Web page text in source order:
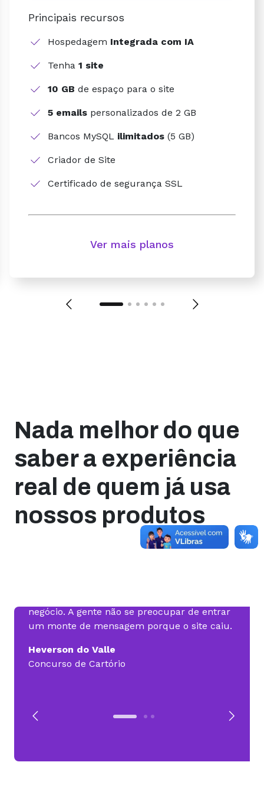
Principais recursos
Hospedagem Integrada com IA
Tenha 1 site
10 GB de espaço para o site
5 emails personalizados de 2 GB
Bancos MySQL ilimitados (5 GB)
Criador de Site
Certificado de segurança SSL
Ver mais planos
Nada melhor do que
saber a experiência
real de quem já usa
nossos produtos
negócio. A gente não se preocupar de entrar
um monte de mensagem porque o site caiu.
Heverson do Valle
Concurso de Cartório